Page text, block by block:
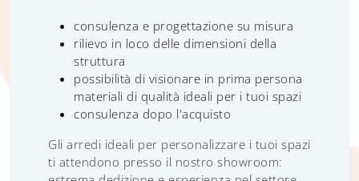
consulenza e progettazione su misura
rilievo in loco delle dimensioni della
struttura
possibilità di visionare in prima persona
materiali di qualità ideali per i tuoi spazi
consulenza dopo l'acquisto
Gli arredi ideali per personalizzare i tuoi spazi
ti attendono presso il nostro showroom: